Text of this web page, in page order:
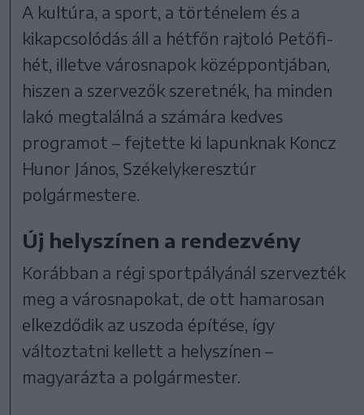
A kultúra, a sport, a történelem és a
kikapcsolódás áll a hétfőn rajtoló Petőfi-
hét, illetve városnapok középpontjában,
hiszen a szervezők szeretnék, ha minden
lakó megtalálná a számára kedves
programot – fejtette ki lapunknak Koncz
Hunor János, Székelykeresztúr
polgármestere.
Új helyszínen a rendezvény
Korábban a régi sportpályánál szervezték
meg a városnapokat, de ott hamarosan
elkezdődik az uszoda építése, így
változtatni kellett a helyszínen –
magyarázta a polgármester.